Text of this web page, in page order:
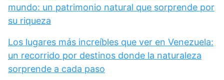
mundo: un patrimonio natural que sorprende por
su riqueza
Los lugares más increíbles que ver en Venezuela:
un recorrido por destinos donde la naturaleza
sorprende a cada paso